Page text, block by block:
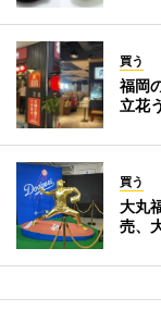
買う
福岡
立花
買う
大丸
売、